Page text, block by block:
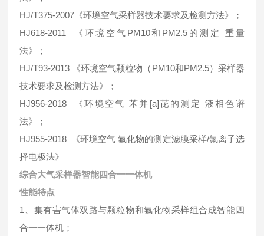
HJ/T375-2007《环境空气采样器技术要求及检测方法》；
HJ618-2011 《环境空气PM10和PM2.5的测定 重量
法》；
HJ/T93-2013 《环境空气颗粒物（PM10和PM2.5）采样器
技术要求及检测方法》；
HJ956-2018 《环境空气 苯并[a]芘的测定 液相色谱
法》；
HJ955-2018 《环境空气 氟化物的测定滤膜采样/氟离子选
择电极法》
综合大气采样器智能四合一一体机
性能特点
1、集有害气体双路与颗粒物和氟化物采样组合成智能四
合一一体机；